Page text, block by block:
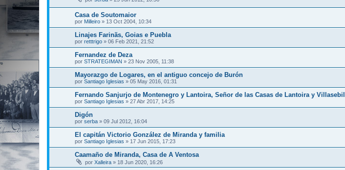
Casa de Soutomaior
por Milleiro » 13 Oct 2004, 10:34
Linajes Farinãs, Goias e Puebla
por retttrigo » 06 Feb 2021, 21:52
Fernandez de Deza
por STRATEGIMAN » 23 Nov 2005, 11:38
Mayorazgo de Logares, en el antiguo concejo de Burón
por Santiago Iglesias » 05 May 2016, 01:31
Fernando Sanjurjo de Montenegro y Lantoira, Señor de las Casas de Lantoira y Villasebil
por Santiago Iglesias » 27 Abr 2017, 14:25
Digón
por serba » 09 Jul 2012, 16:04
El capitán Victorio González de Miranda y familia
por Santiago Iglesias » 17 Jun 2015, 17:23
Caamaño de Miranda, Casa de A Ventosa
por Xalleira » 18 Jun 2020, 16:26